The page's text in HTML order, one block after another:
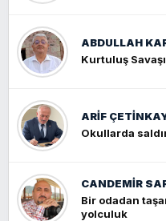
ABDULLAH
Kurtuluş
ARIF
Okullarda
CANDEMIR
Bir odadan
yolculuk